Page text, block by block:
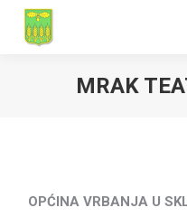
MRAK
OPĆINA VRBANJA U